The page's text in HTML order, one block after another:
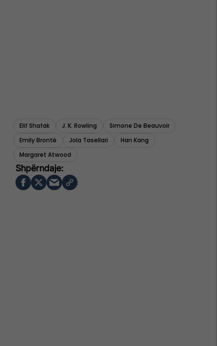
Elif Shafak J. K. Rowling
Simone De Beauvoir
Emily Brontë
Jola Tasellari
Han Kang
Margaret Atwood